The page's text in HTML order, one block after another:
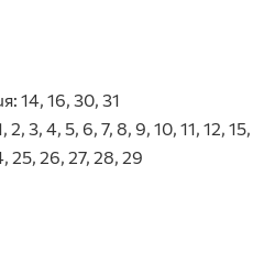
14, 16, 30, 31
4, 5, 6, 7, 8, 9, 10, 11, 12, 15,
25, 26, 27, 28, 29